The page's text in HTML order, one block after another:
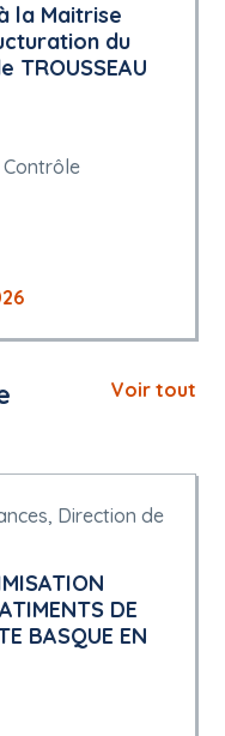
la Maitrise
du
Contrôle
Voir tout
Direction de
DE
BASQUE EN